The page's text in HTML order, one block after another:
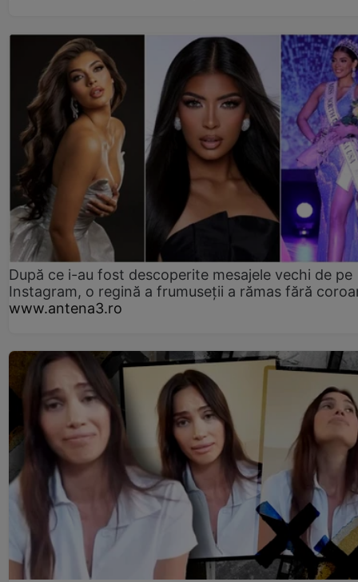
După ce i-au fost descoperite mesajele vechi de pe
Instagram, o regină a frumuseții a rămas fără
www.antena3.ro